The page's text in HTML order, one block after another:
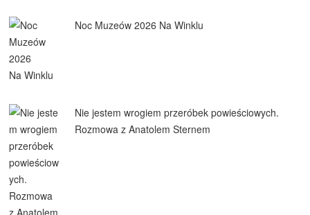
Noc Muzeów 2026 Na Winklu
Nie jestem wrogiem przeróbek powieściowych.
Rozmowa z Anatolem Sternem